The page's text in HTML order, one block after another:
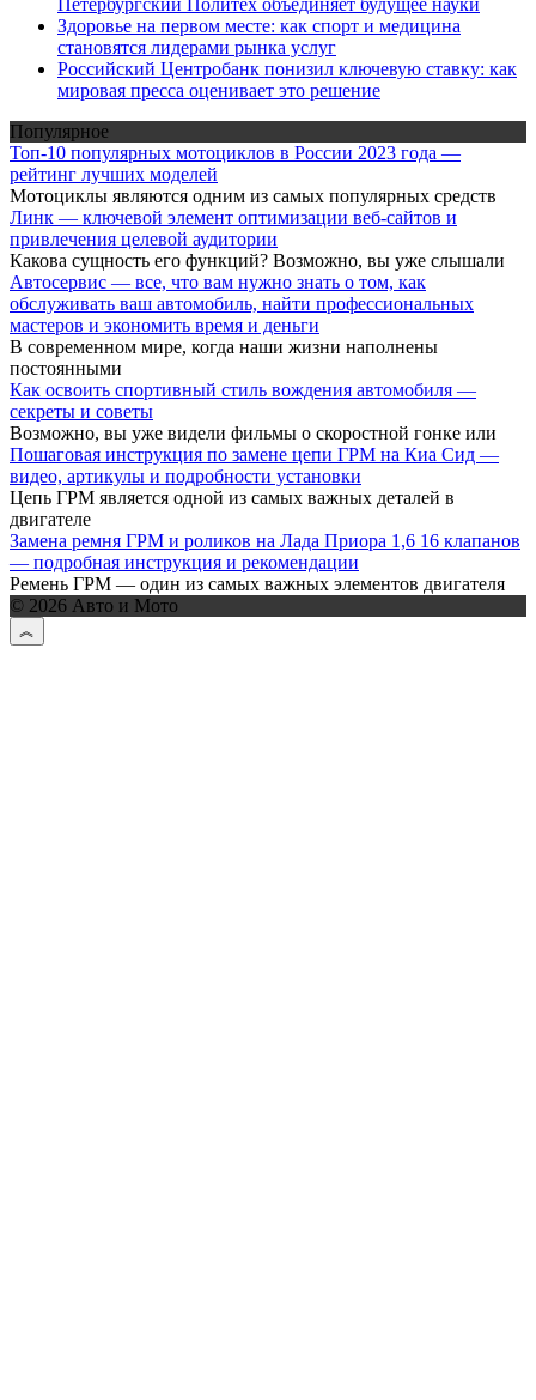
Петербургский Политех объединяет будущее науки
Здоровье на первом месте: как спорт и медицина
становятся лидерами рынка услуг
Российский Центробанк понизил ключевую ставку: как
мировая пресса оценивает это решение
Популярное
Топ-10 популярных мотоциклов в России 2023 года —
рейтинг лучших моделей
Мотоциклы являются одним из самых популярных средств
Линк — ключевой элемент оптимизации веб-сайтов и
привлечения целевой аудитории
Какова сущность его функций? Возможно, вы уже слышали
Автосервис — все, что вам нужно знать о том, как
обслуживать ваш автомобиль, найти профессиональных
мастеров и экономить время и деньги
В современном мире, когда наши жизни наполнены
постоянными
Как освоить спортивный стиль вождения автомобиля —
секреты и советы
Возможно, вы уже видели фильмы о скоростной гонке или
Пошаговая инструкция по замене цепи ГРМ на Киа Сид —
видео, артикулы и подробности установки
Цепь ГРМ является одной из самых важных деталей в
двигателе
Замена ремня ГРМ и роликов на Лада Приора 1,6 16 клапанов
— подробная инструкция и рекомендации
Ремень ГРМ — один из самых важных элементов двигателя
© 2026 Авто и Мото